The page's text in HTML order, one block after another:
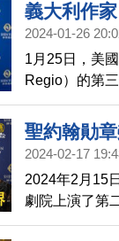
義大利作
2024-01-26
1月25日，美
Regio）的第
示，神韻傳遞
善、忍」。
聖約翰勛
2024-02-17
2024年2月15
劇院上演了第
來，讚歎神韻